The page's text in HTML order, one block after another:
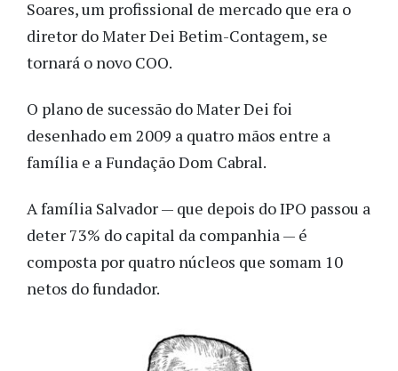
Soares, um profissional de mercado que era o
diretor do Mater Dei Betim-Contagem, se
tornará o novo COO.
O plano de sucessão do Mater Dei foi
desenhado em 2009 a quatro mãos entre a
família e a Fundação Dom Cabral.
A família Salvador — que depois do IPO passou a
deter 73% do capital da companhia — é
composta por quatro núcleos que somam 10
netos do fundador.